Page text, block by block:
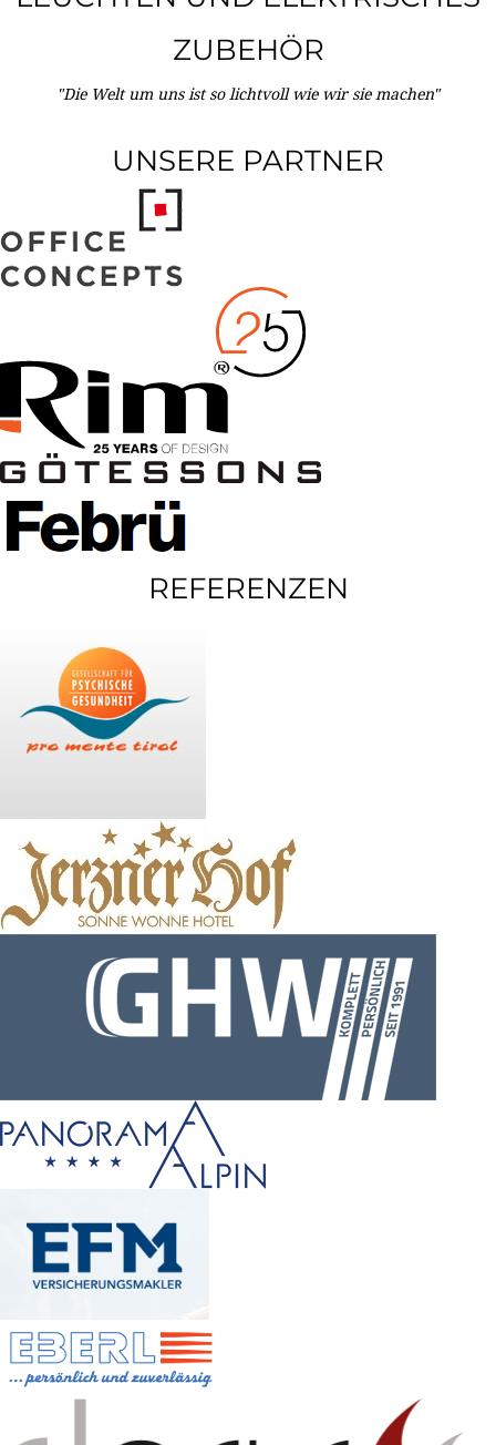
ZUBEHÖR
"Die Welt um uns ist so lichtvoll wie wir sie machen"
UNSERE PARTNER
REFERENZEN